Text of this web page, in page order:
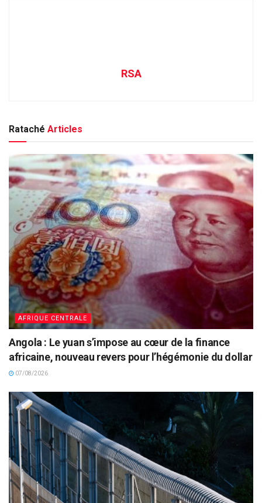
RSA
Rataché Articles
AFRIQUE CENTRALE
Angola : Le yuan s’impose au cœur de la finance
africaine, nouveau revers pour l’hégémonie du dollar
07/08/2026